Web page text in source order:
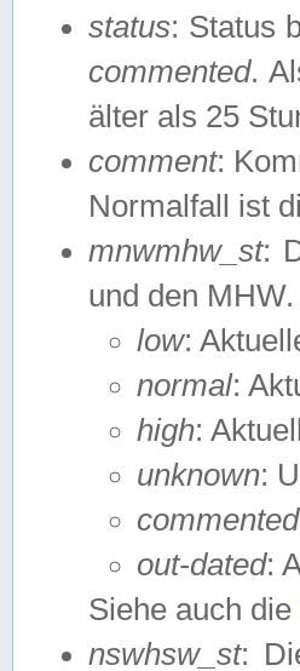
status: Status
commented.
älter als 25
comment:
Normalfall ist
mnwmhw_st:
und den
low:
normal:
high:
unknown:
commented
out-dated:
Siehe auch die
nswhsw_st: